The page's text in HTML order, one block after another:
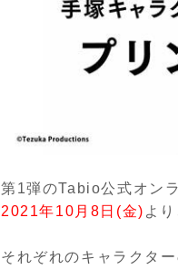
第1弾のTabio公式オン
2021年10月8日(金) より
それぞれのキャラクタ